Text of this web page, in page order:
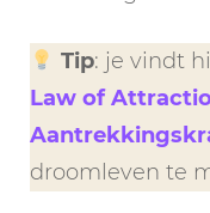
Tip: je vindt
Law of
droomleven te